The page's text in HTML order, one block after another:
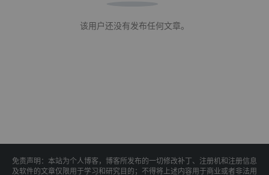
该用户还没有发布任何文章。
免责声明：本站为个人博客，博客所发布的一切修改补丁、注册机和注册信息
及软件的文章仅限用于学习和研究目的；不得将上述内容用于商业或者非法用